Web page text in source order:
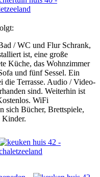
/ WC und Flur Schrank,
ist, eine große
Küche, das Wohnzimmer
und fünf Sessel. Ein
die Terrasse. Audio / Video-
sind. Weiterhin ist
WiFi
sich Bücher, Brettspiele,
Kinder.